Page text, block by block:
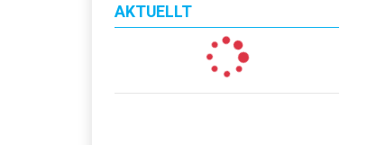
AKTUELLT